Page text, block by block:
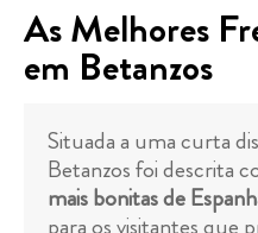
As Melhores
em Betanzos
Situada a uma curta
Betanzos foi descrita
mais bonitas de